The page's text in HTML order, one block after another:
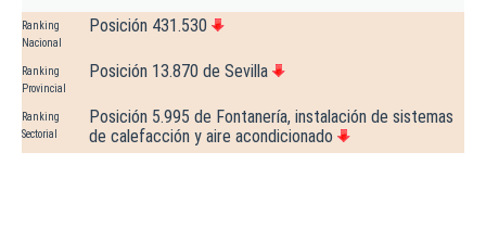
Ranking
Nacional
Posición 431.530
Ranking
Provincial
Posición 13.870 de Sevilla
Ranking
Sectorial
Posición 5.995 de Fontanería, instalación de sistemas
de calefacción y aire acondicionado